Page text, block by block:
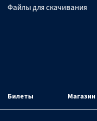
Файлы для скачивания
Билеты Магазин